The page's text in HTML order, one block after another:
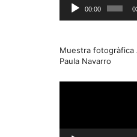
00:00
Muestra fotogràfica
Paula Navarro